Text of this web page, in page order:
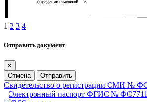
1 2 3 4
Отправить документ
×
Отмена
Отправить
Свидетельство о регистрации СМИ №
Электронный паспорт ФГИС №